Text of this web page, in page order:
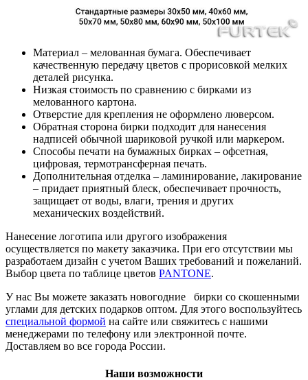
Материал – мелованная бумага. Обеспечивает
качественную передачу цветов с прорисовкой мелких
деталей рисунка.
Низкая стоимость по сравнению с бирками из
мелованного картона.
Отверстие для крепления не оформлено люверсом.
Обратная сторона бирки подходит для нанесения
надписей обычной шариковой ручкой или маркером.
Способы печати на бумажных бирках – офсетная,
цифровая, термотрансферная печать.
Дополнительная отделка – ламинирование, лакирование
– придает приятный блеск, обеспечивает прочность,
защищает от воды, влаги, трения и других
механических воздействий.
Нанесение логотипа или другого изображения
осуществляется по макету заказчика. При его отсутствии мы
разработаем дизайн с учетом Ваших требований и пожеланий.
Выбор цвета по таблице цветов PANTONE.
У нас Вы можете заказать новогодние бирки со скошенными
углами для детских подарков оптом. Для этого воспользуйтесь
специальной формой на сайте или свяжитесь с нашими
менеджерами по телефону или электронной почте.
Доставляем во все города России.
Наши возможности